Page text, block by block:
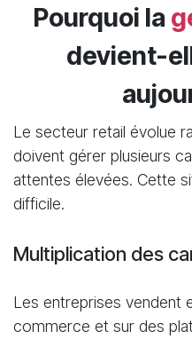
Pourquoi la
devient-
Le secteur retail évolue
doivent gérer plusieurs
attentes élevées. Cette
difficile.
Multiplication des
Les entreprises vendent
commerce et sur des